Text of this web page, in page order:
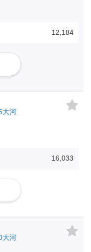
12,184
大河
16,033
大河